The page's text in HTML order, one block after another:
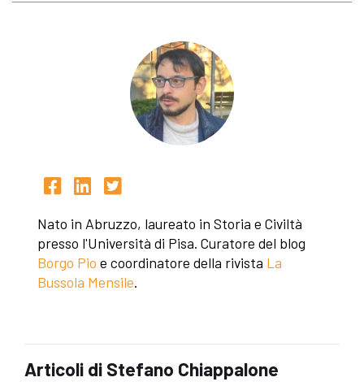
Nato in Abruzzo, laureato in Storia e Civiltà
presso l'Università di Pisa. Curatore del blog
Borgo Pio e coordinatore della rivista La
Bussola Mensile.
Articoli di Stefano Chiappalone